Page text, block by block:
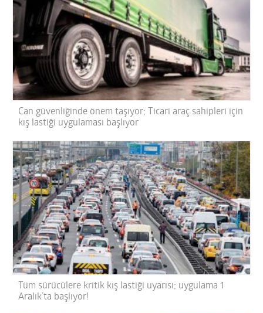
Can güvenliğinde önem taşıyor; Ticari araç sahipleri için
kış lastiği uygulaması başlıyor
Tüm sürücülere kritik kış lastiği uyarısı; uygulama 1
Aralık’ta başlıyor!